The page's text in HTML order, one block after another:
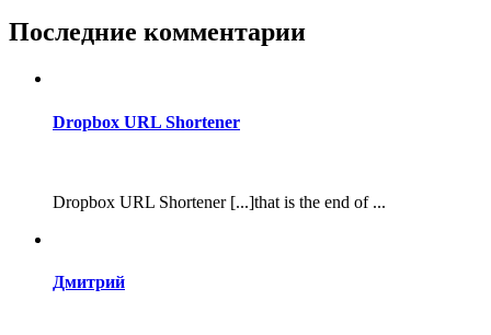
Последние комментарии
Dropbox URL Shortener
Dropbox URL Shortener [...]that is the end of ...
Дмитрий